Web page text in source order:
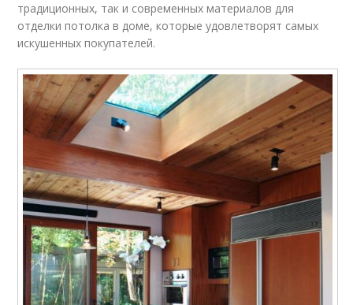
традиционных, так и современных материалов для
отделки потолка в доме, которые удовлетворят самых
искушенных покупателей.